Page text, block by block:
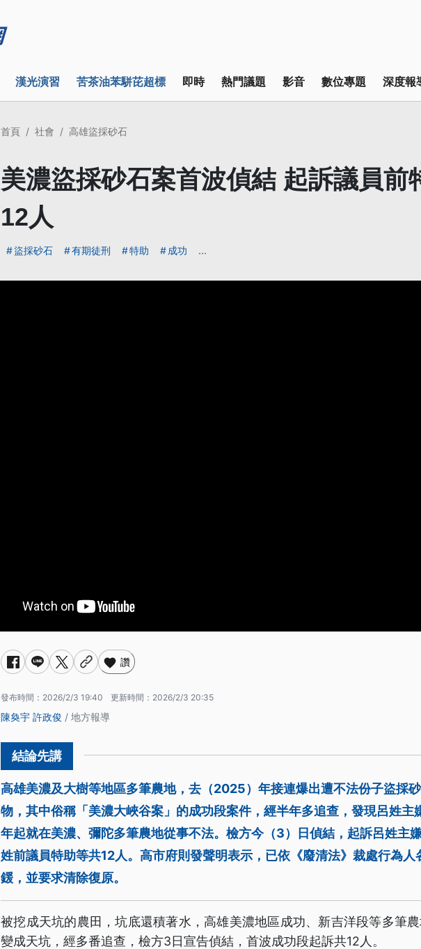
漢光演習 苦茶油苯駢芘超標 即時 熱門議題 影音 數位專題 深度報
首頁 社會 高雄盜採砂石
美濃盜採砂石案首波偵結 起訴議員前
12人
盜採砂石 有期徒刑 特助 成功 ...
讚
發布時間： 2026/2/3 19:40 更新時間： 2026/2/3 20:35
陳奐宇 許政俊 / 地方報導
高雄美濃及大樹等地區多筆農地，去（2025）年接連爆出遭不法份子盜採
物，其中俗稱「美濃大峽谷案」的成功段案件，經半年多追查，發現呂姓主
年起就在美濃、彌陀多筆農地從事不法。檢方今（3）日偵結，起訴呂姓主
姓前議員特助等共12人。高市府則發聲明表示，已依《廢清法》裁處行為
鍰，並要求清除復原。
被挖成天坑的農田，坑底還積著水，高雄美濃地區成功、新吉洋段等多筆
變成天坑，經多番追查，檢方3日宣告偵結，首波成功段起訴共12人。